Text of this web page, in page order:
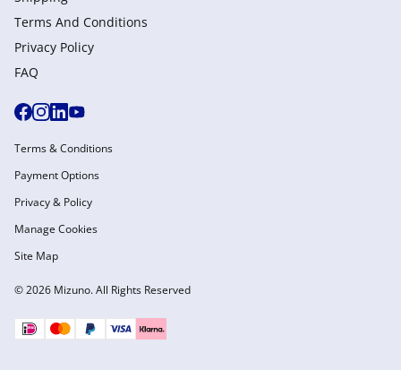
Terms And Conditions
Privacy Policy
FAQ
© 2026 Mizuno. All Rights Reserved
Terms & Conditions
Payment Options
Privacy & Policy
Manage Cookies
Site Map